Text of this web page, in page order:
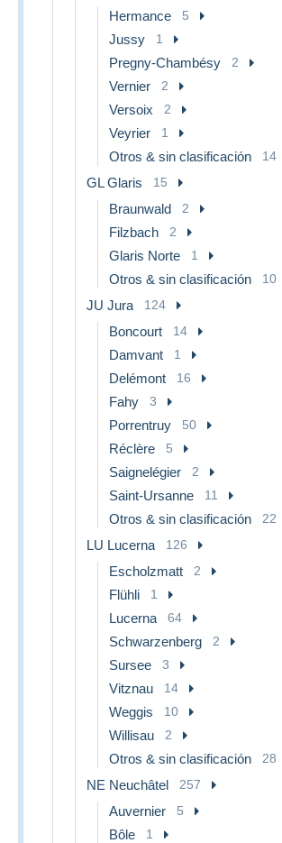
Hermance 5
Jussy 1
Pregny-Chambésy 2
Vernier 2
Versoix 2
Veyrier 1
Otros & sin clasificación 14
GL Glaris 15
Braunwald 2
Filzbach 2
Glaris Norte 1
Otros & sin clasificación 10
JU Jura 124
Boncourt 14
Damvant 1
Delémont 16
Fahy 3
Porrentruy 50
Réclère 5
Saignelégier 2
Saint-Ursanne 11
Otros & sin clasificación 22
LU Lucerna 126
Escholzmatt 2
Flühli 1
Lucerna 64
Schwarzenberg 2
Sursee 3
Vitznau 14
Weggis 10
Willisau 2
Otros & sin clasificación 28
NE Neuchâtel 257
Auvernier 5
Bôle 1